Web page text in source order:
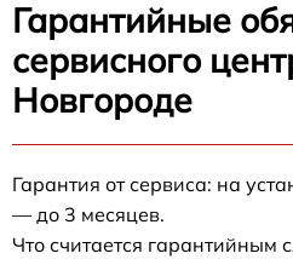
Гарантийные
сервисного
Новгороде
Гарантия от сервиса: на
— до 3 месяцев.
Что считается гарантийным